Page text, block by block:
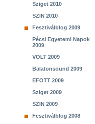
Sziget 2010
SZIN 2010
Fesztiválblog 2009
Pécsi Egyetemi Napok
2009
VOLT 2009
Balatonsound 2009
EFOTT 2009
Sziget 2009
SZIN 2009
Fesztiválblog 2008